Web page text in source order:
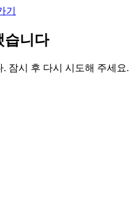
기
습니다
잠시 후 다시 시도해 주세요.